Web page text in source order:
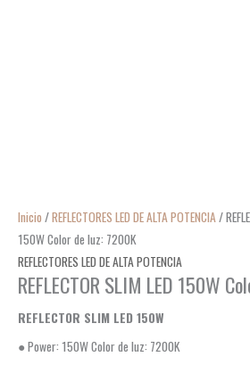
Inicio /REFLECTORES LED DE ALTA POTENCIA/
150W Color de luz: 7200K
REFLECTORES LED DE ALTA POTENCIA
REFLECTOR SLIM LED 150W
REFLECTOR SLIM LED 150W
● Power: 150W Color de luz: 7200K